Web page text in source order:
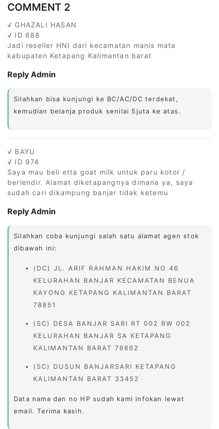
COMMENT 2
√ GHAZALI HASAN
√ ID 688
Jadi reseller HNI dari kecamatan manis mata
kabupaten Ketapang Kalimantan barat
Reply Admin
Silahkan bisa kunjungi ke BC/AC/DC terdekat,
kemudian belanja produk senilai 5juta ke atas.
√ BAYU
√ ID 974
Saya mau beli etta goat milk untuk paru kotor /
berlendir. Alamat diketapangnya dimana ya, saya
sudah cari dikampung banjar tidak ketemu
Reply Admin
Silahkan coba kunjungi salah satu alamat agen stok
dibawah ini:
(DC) JL. ARIF RAHMAN HAKIM NO 46
KELURAHAN BANJAR KECAMATAN BENUA
KAYONG KETAPANG KALIMANTAN BARAT
78851
(SC) DESA BANJAR SARI RT 002 RW 002
KELURAHAN BANJAR SA KETAPANG
KALIMANTAN BARAT 78862
(SC) DUSUN BANJARSARI KETAPANG
KALIMANTAN BARAT 33452
Data nama dan no HP sudah kami infokan lewat
email. Terima kasih.